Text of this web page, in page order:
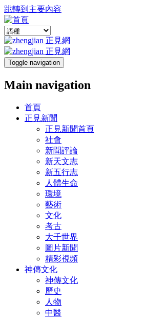
跳轉到主要內容
Toggle navigation
Main navigation
首頁
正見新聞
正見新聞首頁
社會
新聞評論
新天文志
新五行志
人體生命
環境
藝術
文化
考古
大千世界
圖片新聞
精彩視頻
神傳文化
神傳文化
歷史
人物
中醫